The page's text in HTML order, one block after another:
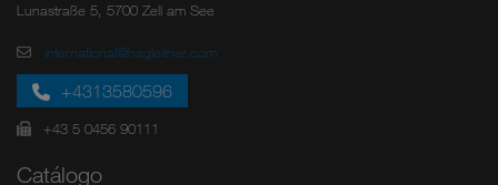
Lunastraße 5, 5700 Zell am See
international@hagleitner.com
+4313580596
+43 5 0456 90111
Catálogo